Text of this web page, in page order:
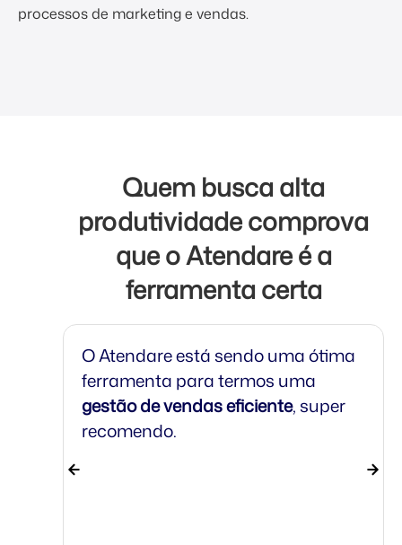
processos de marketing e vendas.
Quem busca alta
produtividade comprova
que o Atendare é a
ferramenta certa
O Atendare está sendo uma ótima
ferramenta para termos uma
gestão de vendas eficiente, super
recomendo.